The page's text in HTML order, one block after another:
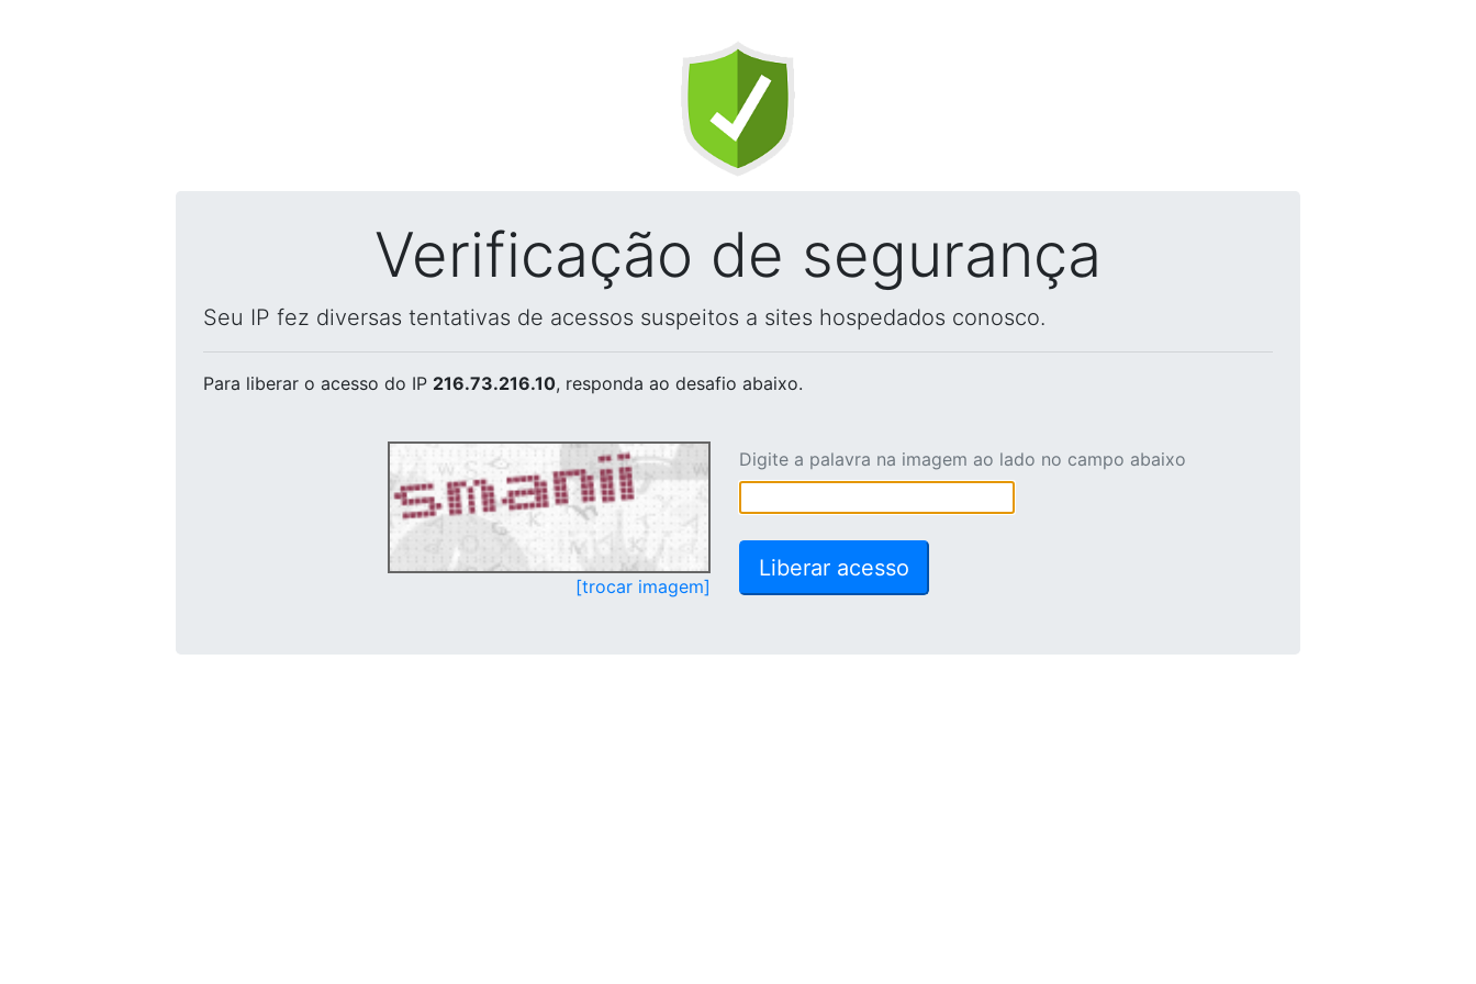
Verificação de segurança
Seu IP fez diversas tentativas de acessos suspeitos a sites hospedados conosco.
Para liberar o acesso do IP 216.73.216.10, responda ao desafio abaixo.
[trocar imagem]
Digite a palavra na imagem ao lado no campo abaixo